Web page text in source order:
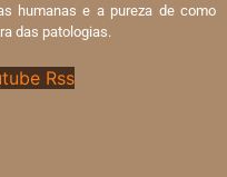
humanas e a pureza de como
das patologias.
Rss